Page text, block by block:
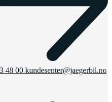
48 00 kundesenter@jaegerbil.no